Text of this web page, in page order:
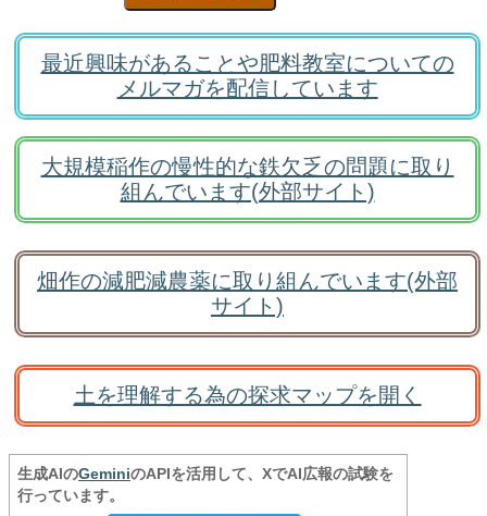
最近興味があることや肥料教室についての
メルマガを配信しています
大規模稲作の慢性的な鉄欠乏の問題に取り
組んでいます(外部サイト)
畑作の減肥減農薬に取り組んでいます(外部
サイト)
土を理解する為の探求マップを開く
生成AIのGeminiのAPIを活用して、XでAI広報の試験を
行っています。